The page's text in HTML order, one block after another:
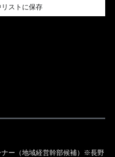
ストに保存
ナー（地域経営幹部候補）※長野